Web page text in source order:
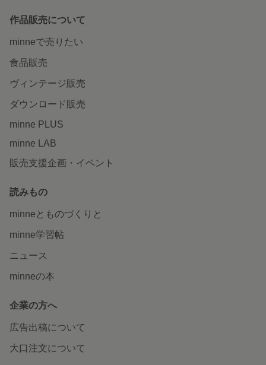
作品販売について
minneで売りたい
食品販売
ヴィンテージ販売
ダウンロード販売
minne PLUS
minne LAB
販売支援企画・イベント
読みもの
minneとものづくりと
minne学習帖
ニュース
minneの本
企業の方へ
広告出稿について
大口注文について